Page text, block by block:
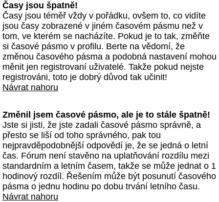
Časy jsou špatně!
Časy jsou téměř vždy v pořádku, ovšem to, co vidíte
jsou časy zobrazené v jiném časovém pásmu než v
tom, ve kterém se nacházíte. Pokud je to tak, změňte
si časové pásmo v profilu. Berte na vědomí, že
změnou časového pásma a podobná nastavení mohou
měnit jen registrovaní uživatelé. Takže pokud nejste
registrováni, toto je dobrý důvod tak učinit!
Návrat nahoru
Změnil jsem časové pásmo, ale je to stále špatně!
Jste si jisti, že jste zadali časové pásmo správně, a
přesto se liší od toho správného, pak tou
nejpravděpodobnější odpovědí je, že se jedná o letní
čas. Fórum není stavěno na uplatňování rozdílu mezi
standardním a letním časem, takže se může jednat o 1
hodinový rozdíl. Řešením může být posunutí časového
pásma o jednu hodinu po dobu trvání letního času.
Návrat nahoru